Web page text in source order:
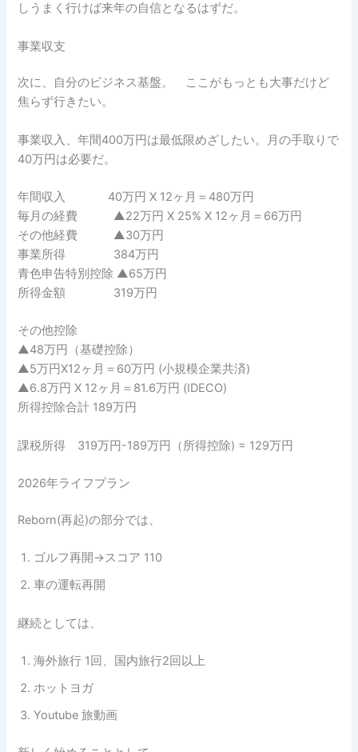
しうまく行けば来年の自信となるはずだ。
事業収支
次に、自分のビジネス基盤。 ここがもっとも大事だけど
焦らず行きたい。
事業収入、年間400万円は最低限めざしたい。月の手取りで
40万円は必要だ。
年間収入 40万円 X 12ヶ月＝480万円
毎月の経費 ▲22万円 X 25% X 12ヶ月＝66万円
その他経費 ▲30万円
事業所得 384万円
青色申告特別控除 ▲65万円
所得金額 319万円
その他控除
▲48万円（基礎控除）
▲5万円X12ヶ月＝60万円 (小規模企業共済)
▲6.8万円 X 12ヶ月＝81.6万円 (IDECO)
所得控除合計 189万円
課税所得 319万円-189万円（所得控除) = 129万円
2026年ライフプラン
Reborn(再起)の部分では、
ゴルフ再開→スコア 110
車の運転再開
継続としては、
海外旅行 1回、国内旅行2回以上
ホットヨガ
Youtube 旅動画